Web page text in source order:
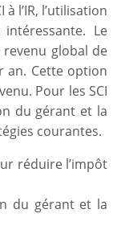
l’IR, l’utilisation
Le
global de
an. Cette option
Pour les SCI
du gérant et la
courantes.
réduire l’impôt
du gérant et la